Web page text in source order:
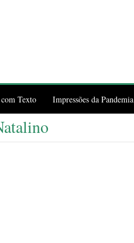
Texto Impressões da Pandemia